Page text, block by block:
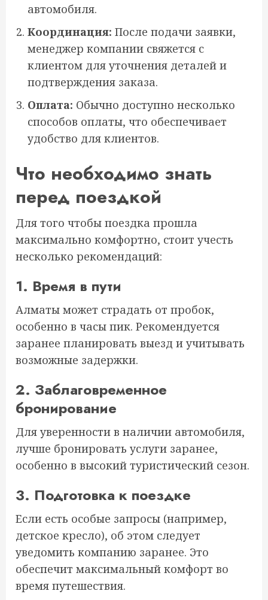
автомобиля.
Координация: После подачи заявки,
менеджер компании свяжется с
клиентом для уточнения деталей и
подтверждения заказа.
Оплата: Обычно доступно несколько
способов оплаты, что обеспечивает
удобство для клиентов.
Что необходимо знать
перед поездкой
Для того чтобы поездка прошла
максимально комфортно, стоит учесть
несколько рекомендаций:
1. Время в пути
Алматы может страдать от пробок,
особенно в часы пик. Рекомендуется
заранее планировать выезд и учитывать
возможные задержки.
2. Заблаговременное
бронирование
Для уверенности в наличии автомобиля,
лучше бронировать услуги заранее,
особенно в высокий туристический сезон.
3. Подготовка к поездке
Если есть особые запросы (например,
детское кресло), об этом следует
уведомить компанию заранее. Это
обеспечит максимальный комфорт во
время путешествия.